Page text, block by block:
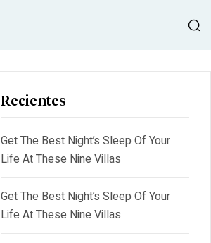
Recientes
Get The Best Night’s Sleep Of Your
Life At These Nine Villas
Get The Best Night’s Sleep Of Your
Life At These Nine Villas